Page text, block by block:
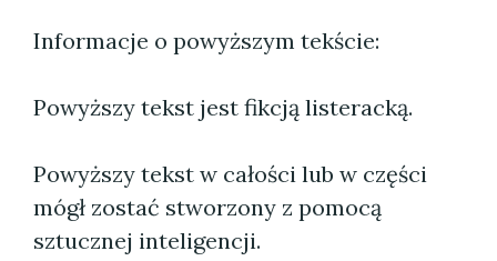
Informacje o powyższym tekście:
Powyższy tekst jest fikcją listeracką.
Powyższy tekst w całości lub w części
mógł zostać stworzony z pomocą
sztucznej inteligencji.